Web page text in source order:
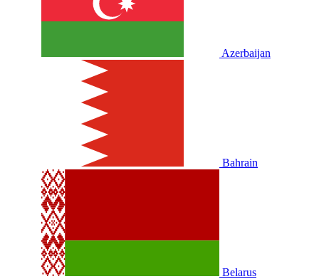
Azerbaijan
Bahrain
Belarus